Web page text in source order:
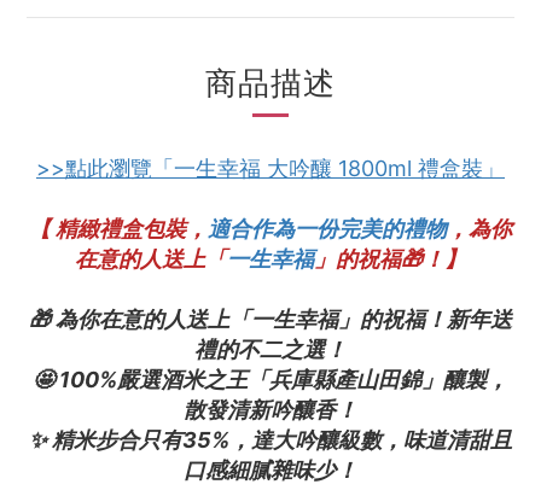
商品描述
>>點此瀏覽「一生幸福 大吟釀 1800ml 禮盒裝」
【 精緻禮盒包裝， 適合作為一份完美的禮物，為你
在意的人送上「一生幸福」的祝福🎁！】
🎁 為你在意的人送上「一生幸福」的祝福！新年送
禮的不二之選！
🤩 100%嚴選酒米之王「兵庫縣產山田錦」釀製，
散發清新吟釀香！
✨ 精米步合只有35%，達大吟釀級數，味道清甜且
口感細膩雜味少！